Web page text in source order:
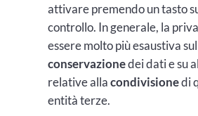
attivare premendo un tasto
controllo. In generale, la
essere molto più esaustiva
conservazionedei dati e su
relative allacondivisionedi
entità terze.